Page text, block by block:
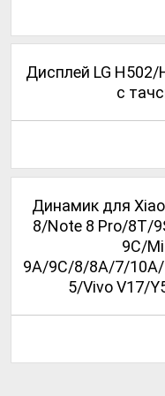
Динамик для
8/Note 8 Pro/8T/
9C/
9A/9C/8/8A/7/10A/
5/Vivo V17/
Дисплей LG H502/
с